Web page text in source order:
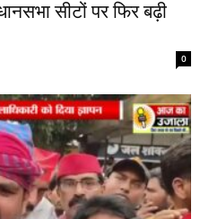
सीटों पर फिर बढ़ी
0